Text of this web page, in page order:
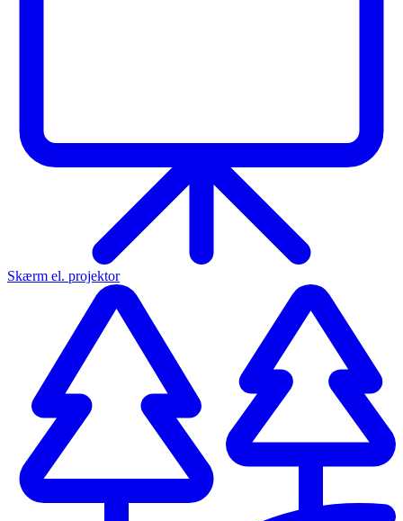
Skærm el. projektor